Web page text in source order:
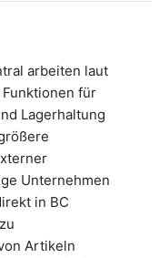
arbeiten laut
für
Lagerhaltung
Unternehmen
in BC
Artikeln